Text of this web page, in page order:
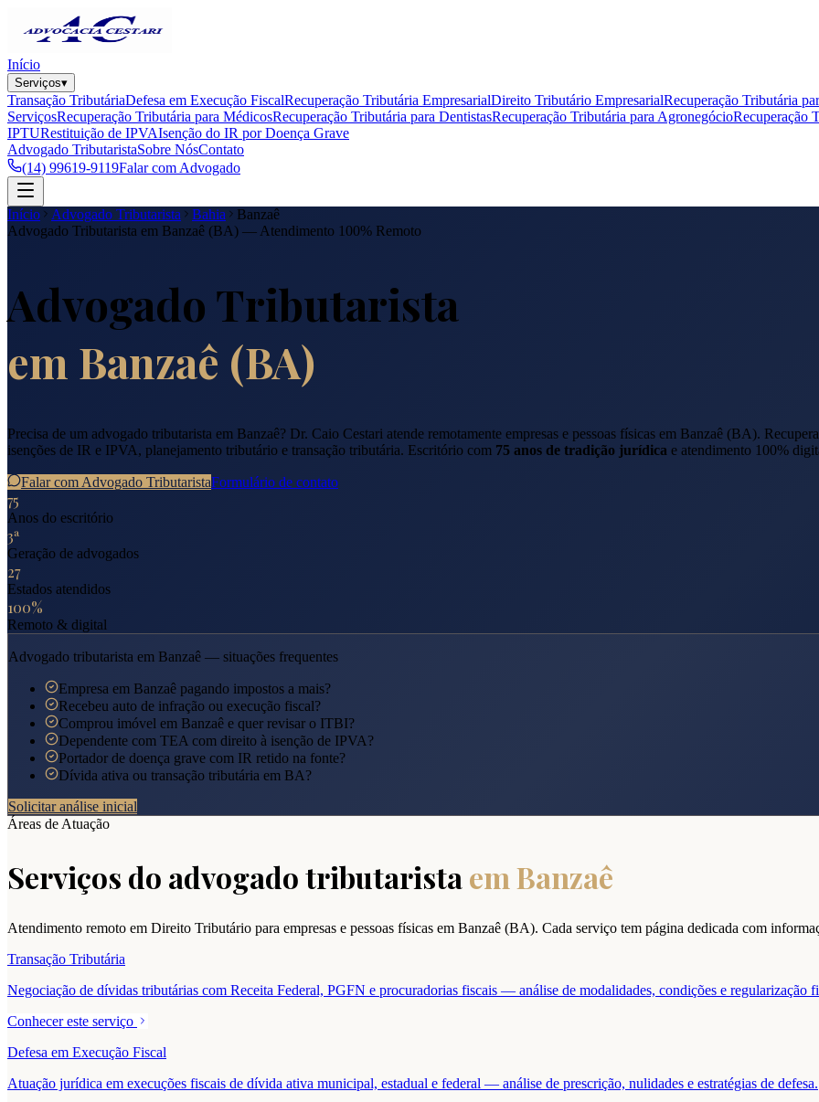
Início
Serviços▾
Transação TributáriaDefesa em Execução FiscalRecuperação Tributária EmpresarialDireito Tributário EmpresarialRecuperação Tributária
ServiçosRecuperação Tributária para MédicosRecuperação Tributária para DentistasRecuperação Tributária para AgronegócioRecuperação
IPTURestituição de IPVAIsenção do IR por Doença Grave
Advogado TributaristaSobre NósContato
(14) 99619-9119Falar com Advogado
Início Advogado Tributarista Bahia
Banzaê
Advogado Tributarista em Banzaê (BA) — Atendimento 100% Remoto
Advogado Tributarista
em Banzaê (BA)
Precisa de um advogado tributarista em Banzaê? Dr. Caio Cestari atende remotamente empresas e pessoas físicas em Banzaê (BA).
isenções de IR e IPVA, planejamento tributário e transação tributária. Escritório com 75 anos de tradição jurídica e atendimento 100%
Falar com Advogado TributaristaFormulário de contato
75
Anos do escritório
3ª
Geração de advogados
27
Estados atendidos
100%
Remoto & digital
Advogado tributarista em Banzaê — situações frequentes
Empresa em Banzaê pagando impostos a mais?
Recebeu auto de infração ou execução fiscal?
Comprou imóvel em Banzaê e quer revisar o ITBI?
Dependente com TEA com direito à isenção de IPVA?
Portador de doença grave com IR retido na fonte?
Dívida ativa ou transação tributária em BA?
Solicitar análise inicial
Áreas de Atuação
Serviços do advogado tributaristaemBanzaê
Atendimento remoto em Direito Tributário para empresas e pessoas físicas em Banzaê (BA). Cada serviço tem página dedicada com
Transação Tributária
Negociação de dívidas tributárias com Receita Federal, PGFN e procuradorias fiscais — análise de modalidades, condições e regularização
Conhecer este serviço
Defesa em Execução Fiscal
Atuação jurídica em execuções fiscais de dívida ativa municipal, estadual e federal — análise de prescrição, nulidades e estratégias de defesa.